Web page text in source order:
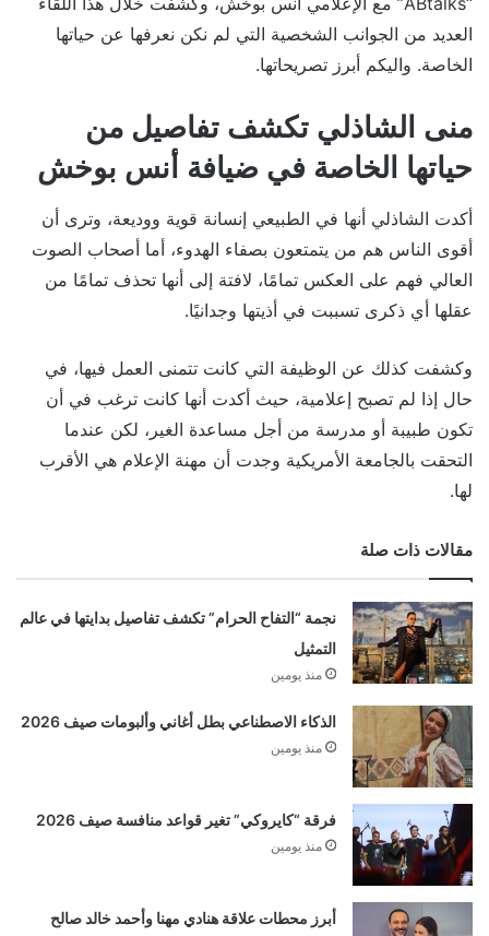
العديد من الجوانب الشخصية التي لم نكن نعرفها عن حياتها
الخاصة. واليكم أبرز تصريحاتها.
منى الشاذلي تكشف تفاصيل من
حياتها الخاصة في ضيافة أنس بوخش
أكدت الشاذلي أنها في الطبيعي إنسانة قوية ووديعة، وترى أن
أقوى الناس هم من يتمتعون بصفاء الهدوء، أما أصحاب الصوت
العالي فهم على العكس تمامًا، لافتة إلى أنها تحذف تمامًا من
عقلها أي ذكرى تسببت في أذيتها وجدانيًا.
وكشفت كذلك عن الوظيفة التي كانت تتمنى العمل فيها، في
حال إذا لم تصبح إعلامية، حيث أكدت أنها كانت ترغب في أن
تكون طبيبة أو مدرسة من أجل مساعدة الغير، لكن عندما
التحقت بالجامعة الأمريكية وجدت أن مهنة الإعلام هي الأقرب
لها.
مقالات ذات صلة
نجمة “التفاح الحرام” تكشف تفاصيل بدايتها في عالم
التمثيل
منذ يومين
الذكاء الاصطناعي بطل أغاني وألبومات صيف 2026
منذ يومين
فرقة “كايروكي” تغير قواعد منافسة صيف 2026
منذ يومين
أبرز محطات علاقة هنادي مهنا وأحمد خالد صالح